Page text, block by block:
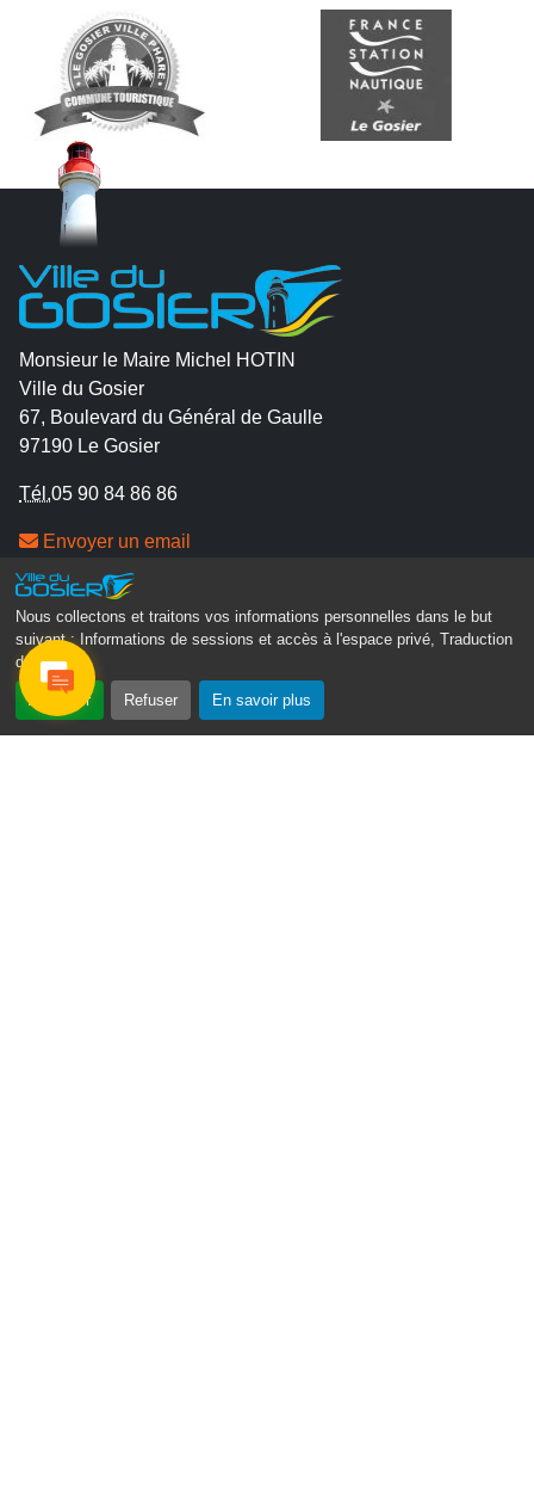
Nous collectons et traitons vos informations personnelles dans le but
suivant :
Informations de sessions et accès à l'espace privé, Traduction
des pages .
Accepter Refuser En savoir plus
Monsieur le Maire Michel HOTIN
Ville du Gosier
67, Boulevard du Général de Gaulle
97190 Le Gosier
Tél.05 90 84 86 86
Envoyer un email
Contacter la P.R.A.D.A
Contactez le délégué à la protection des données
personnelles - D.P.O
Suivez-nous